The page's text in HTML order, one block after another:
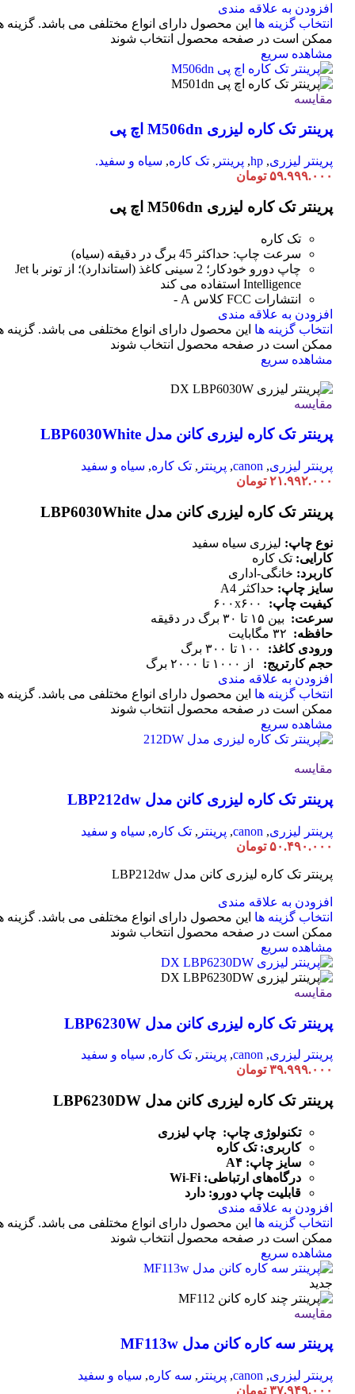
افزودن به علاقه مندی
انتخاب گزینه ها این محصول دارای انواع مختلفی می باشد. گزینه
ممکن است در صفحه محصول انتخاب شوند
مشاهده سریع
مقایسه
پرینتر تک کاره لیزری M506dn اچ پی
پرینتر لیزری,
hp
, پرینتر , تک کاره, سیاه و سفید.
۵۹.۹۹۹.۰۰۰ تومان
پرینتر تک کاره لیزری M506dn اچ پی
تک کاره
سرعت چاپ: حداکثر 45 برگ در دقیقه (سیاه)
چاپ دورو خودکار؛ 2 سینی کاغذ (استاندارد)؛ از تونر با Jet
Intelligence استفاده می کند
انتشارات FCC کلاس A -
افزودن به علاقه مندی
انتخاب گزینه ها این محصول دارای انواع مختلفی می باشد. گزینه
ممکن است در صفحه محصول انتخاب شوند
مشاهده سریع
مقایسه
پرینتر تک کاره لیزری کانن مدل LBP6030White
پرینتر لیزری,
canon
, پرینتر , تک کاره, سیاه و سفید
۲۱.۹۹۲.۰۰۰ تومان
پرینتر تک کاره لیزری کانن مدل LBP6030White
نوع چاپ: لیزری سیاه سفید
کارایی: تک کاره
کاربرد: خانگی-اداری
سایز چاپ: حداکثر A4
کیفیت چاپ:
۶۰۰x۶۰۰
سرعت: بین ۱۵ تا ۳۰ برگ در دقیقه
حافظه: ۳۲ مگابایت
ورودی کاغذ:
۱۰۰ تا ۳۰۰ برگ
حجم کارتریج:
از ۱۰۰۰ تا ۲۰۰۰ برگ
افزودن به علاقه مندی
انتخاب گزینه ها این محصول دارای انواع مختلفی می باشد. گزینه
ممکن است در صفحه محصول انتخاب شوند
مشاهده سریع
مقایسه
پرینتر تک کاره لیزری کانن مدل LBP212dw
پرینتر لیزری,
canon
, پرینتر , تک کاره, سیاه و سفید
۵۰.۴۹۰.۰۰۰ تومان
پرینتر تک کاره لیزری کانن مدل LBP212dw
افزودن به علاقه مندی
انتخاب گزینه ها این محصول دارای انواع مختلفی می باشد. گزینه
ممکن است در صفحه محصول انتخاب شوند
مشاهده سریع
مقایسه
پرینتر تک کاره لیزری کانن مدل LBP6230W
پرینتر لیزری,
canon
, پرینتر , تک کاره, سیاه و سفید
۳۹.۹۹۹.۰۰۰ تومان
پرینتر تک کاره لیزری کانن مدل LBP6230DW
تکنولوژی چاپ: چاپ لیزری
کاربری: تک کاره
سایز چاپ: A۴
درگاه‌های ارتباطی:
Wi-Fi
قابلیت چاپ دورو: دارد
افزودن به علاقه مندی
انتخاب گزینه ها این محصول دارای انواع مختلفی می باشد. گزینه
ممکن است در صفحه محصول انتخاب شوند
مشاهده سریع
جدید
مقایسه
پرینتر سه کاره کانن مدل MF113w
پرینتر لیزری,
canon
, پرینتر , سه کاره, سیاه و سفید
۳۷.۹۴۹.۰۰۰ تومان